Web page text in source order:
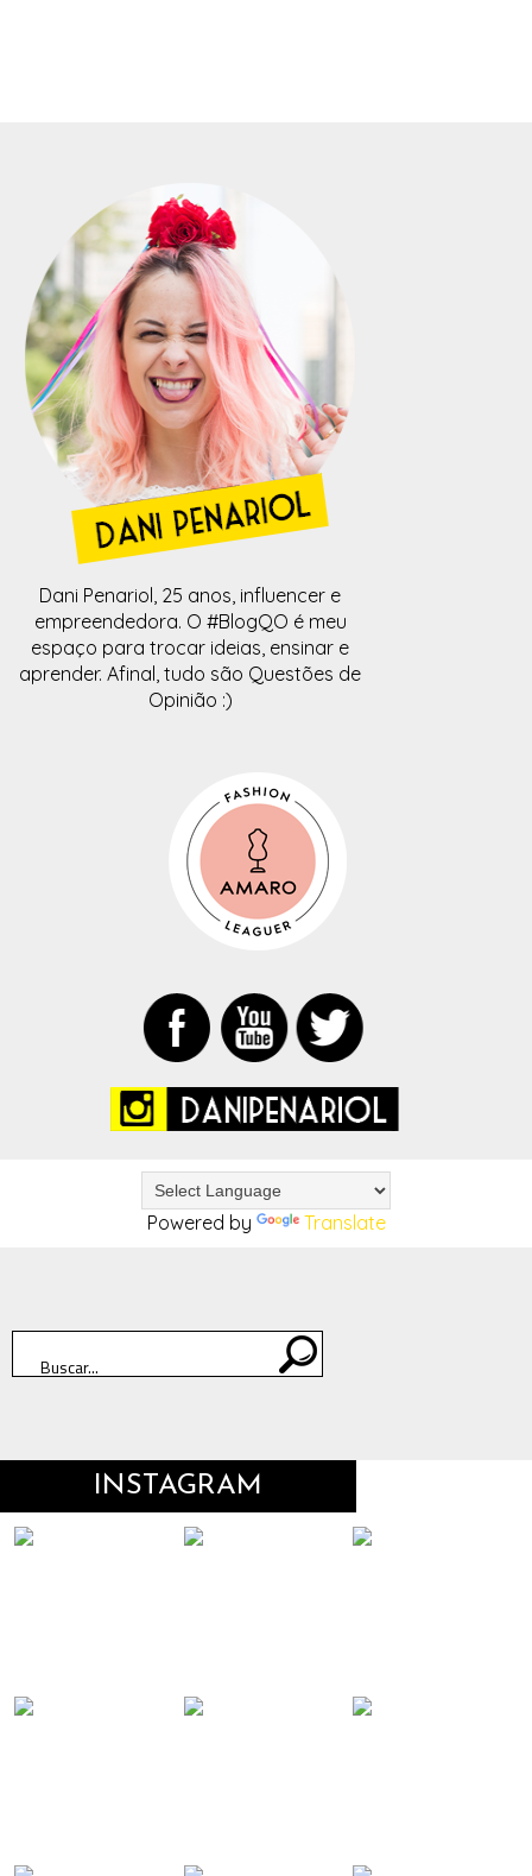
Dani Penariol, 25 anos, influencer e
empreendedora. O #BlogQO é meu
espaço para trocar ideias, ensinar e
aprender. Afinal, tudo são Questões de
Opinião :)
Powered by Translate
INSTAGRAM